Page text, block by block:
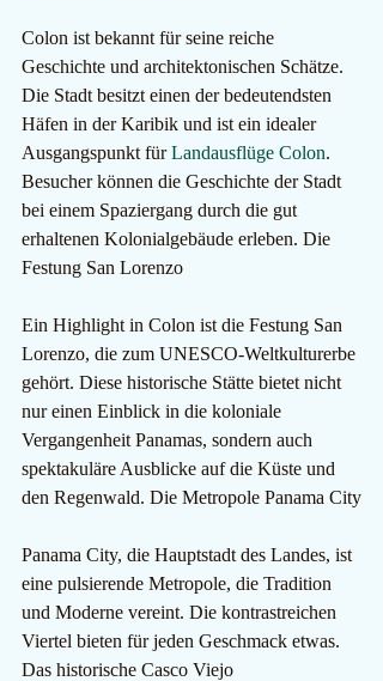
Colon ist bekannt für seine reiche
Geschichte und architektonischen Schätze.
Die Stadt besitzt einen der bedeutendsten
Häfen in der Karibik und ist ein idealer
Ausgangspunkt für Landausflüge Colon.
Besucher können die Geschichte der Stadt
bei einem Spaziergang durch die gut
erhaltenen Kolonialgebäude erleben. Die
Festung San Lorenzo
Ein Highlight in Colon ist die Festung San
Lorenzo, die zum UNESCO-Weltkulturerbe
gehört. Diese historische Stätte bietet nicht
nur einen Einblick in die koloniale
Vergangenheit Panamas, sondern auch
spektakuläre Ausblicke auf die Küste und
den Regenwald. Die Metropole Panama City
Panama City, die Hauptstadt des Landes, ist
eine pulsierende Metropole, die Tradition
und Moderne vereint. Die kontrastreichen
Viertel bieten für jeden Geschmack etwas.
Das historische Casco Viejo